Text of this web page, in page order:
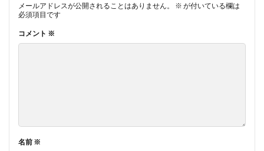
メールアドレスが公開されることはありません。 ※ が付いている欄は
必須項目です
コメント ※
名前 ※